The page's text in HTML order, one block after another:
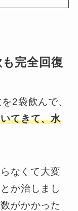
完全回復
2袋飲んで、
てきて、水
なくて大変
か治しまし
がかかった